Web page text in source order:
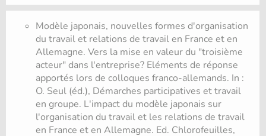
Modèle japonais, nouvelles formes d'organisation
du travail et relations de travail en France et en
Allemagne. Vers la mise en valeur du "troisième
acteur" dans l'entreprise? Eléments de réponse
apportés lors de colloques franco-allemands. In :
O. Seul (éd.), Démarches participatives et travail
en groupe. L'impact du modèle japonais sur
l'organisation du travail et les relations de travail
en France et en Allemagne. Ed. Chlorofeuilles,